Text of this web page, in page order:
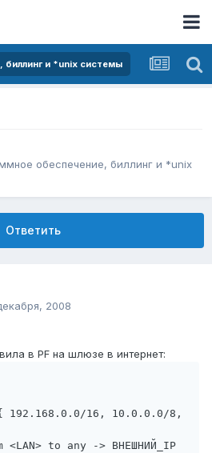
биллинг и *unix системы
обеспечение, биллинг и *unix
Ответить
2008
в PF на шлюзе в интернет:
192.168.0.0/16, 10.0.0.0/8,
to any -> ВНЕШНИЙ_IP